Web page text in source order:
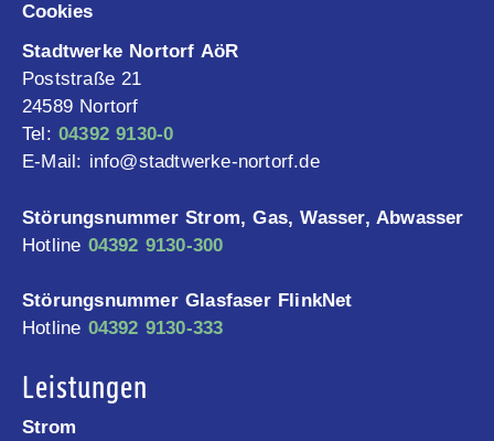
Cookies
Stadtwerke Nortorf AöR
Poststraße 21
24589 Nortorf
Tel: 04392 9130-0
E-Mail: info@stadtwerke-nortorf.de
Störungsnummer Strom, Gas, Wasser, Abwasser
Hotline 04392 9130-300
Störungsnummer Glasfaser FlinkNet
Hotline 04392 9130-333
Leistungen
Strom